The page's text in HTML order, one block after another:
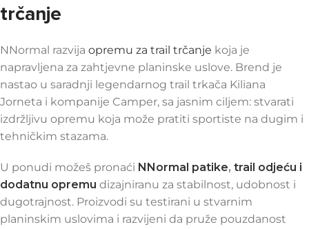
trčanje
NNormal razvija opremu za trail trčanje koja je
napravljena za zahtjevne planinske uslove. Brend je
nastao u saradnji legendarnog trail trkača Kiliana
Jorneta i kompanije Camper, sa jasnim ciljem: stvarati
izdržljivu opremu koja može pratiti sportiste na dugim i
tehničkim stazama.
U ponudi možeš pronaći NNormal patike, trail odjeću i
dodatnu opremu dizajniranu za stabilnost, udobnost i
dugotrajnost. Proizvodi su testirani u stvarnim
planinskim uslovima i razvijeni da pruže pouzdanost